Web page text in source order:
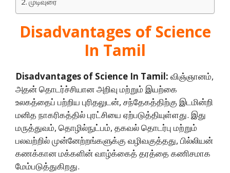
Disadvantages of Science
In Tamil
Disadvantages of Science In Tamil: விஞ்ஞானம்,
அதன் தொடர்ச்சியான அறிவு மற்றும் இயற்கை
உலகத்தைப் பற்றிய புரிதலுடன், சந்தேகத்திற்கு இடமின்றி
மனித நாகரிகத்தில் புரட்சியை ஏற்படுத்தியுள்ளது. இது
மருத்துவம், தொழில்நுட்பம், தகவல் தொடர்பு மற்றும்
பலவற்றில் முன்னேற்றங்களுக்கு வழிவகுத்தது, பில்லியன்
கணக்கான மக்களின் வாழ்க்கைத் தரத்தை கணிசமாக
மேம்படுத்துகிறது.